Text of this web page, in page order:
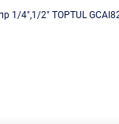
1/4",1/2" TOPTUL